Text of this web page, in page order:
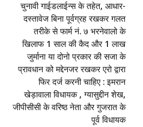
चुनावी गाईडलाईन्स के तहेत, आधार-
दस्तावेज बिना पूर्वग्रह रखकर गलत
तरीके से फार्म नं. ७ भरनेवालो के
खिलाफ 1 साल की कैद और 1 लाख
जुर्माना या दोनो प्रकार की सजा के
प्रावधान को मद्देनजर रखकर एरो द्वारा
फिर दर्ज करनी चाहिए : इमरान
खेड़ावाला विधायक , ग्यासुद्दीन शेख,
जीपीसीसी के वरिष्ठ नेता और गुजरात के
पूर्व विधायक